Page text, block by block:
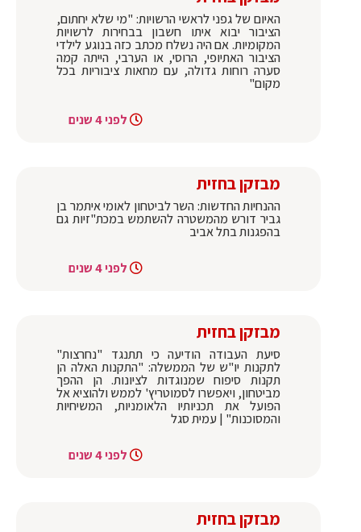
האיום של גפני לראשי הרשויות: "מי שלא יחתום,
הציבור יבוא איתו חשבון בבחירות לרשויות
המקומיות. אם היה נשלח מכתב כזה בנוגע לילדי
הציבור האתיופי, הרוסי, או הערבי, הייתה קמה
סערה רוחות גדולה, עם מחאות ציבוריות בכל
מקום"
לפני 4 שנים
מבזקן בחזית
ההנחיות החדשות: השר לביטחון לאומי איתמר בן
גביר דורש מהמשטרה להשתמש במכת"זיות גם
בהפגנות בתל אביב
לפני 4 שנים
מבזקן בחזית
סיעת העבודה הודיעה כי תתנגד "נחרצות"
לתקנות יו"ש של הממשלה: "התקנות האלה הן
תקנות סיפוח שמנוגדות לציונות. הן ההפך
מביטחון, ויאפשרו לסמוטריץ' לממש ולהוציא אל
הפועל את תכניותיו הלאומניות, המשיחיות
והמסוכנות" | עמית סגל
לפני 4 שנים
מבזקן בחזית